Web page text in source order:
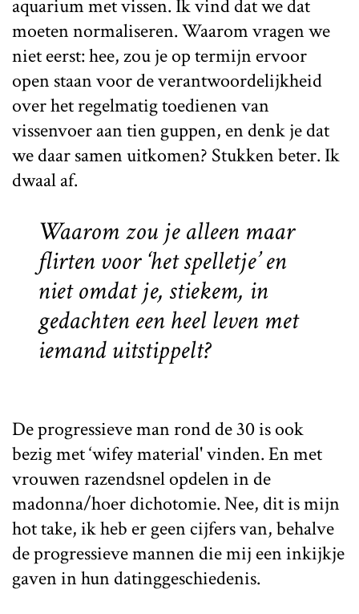
aquarium met vissen. Ik vind dat we dat
moeten normaliseren. Waarom vragen we
niet eerst: hee, zou je op termijn ervoor
open staan voor de verantwoordelijkheid
over het regelmatig toedienen van
vissenvoer aan tien guppen, en denk je dat
we daar samen uitkomen? Stukken beter. Ik
dwaal af.
Waarom zou je alleen maar
flirten voor ‘het spelletje’ en
niet omdat je, stiekem, in
gedachten een heel leven met
iemand uitstippelt?
De progressieve man rond de 30 is ook
bezig met ‘wifey material' vinden. En met
vrouwen razendsnel opdelen in de
madonna/hoer dichotomie. Nee, dit is mijn
hot take, ik heb er geen cijfers van, behalve
de progressieve mannen die mij een inkijkje
gaven in hun datinggeschiedenis.